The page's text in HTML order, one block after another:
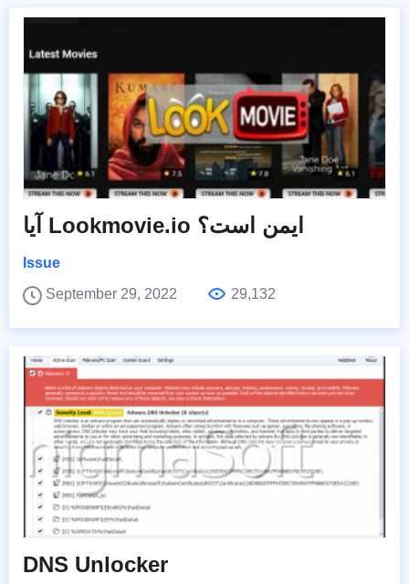
آیا Lookmovie.io ایمن است؟
Issue
September 29, 2022
29,132
DNS Unlocker